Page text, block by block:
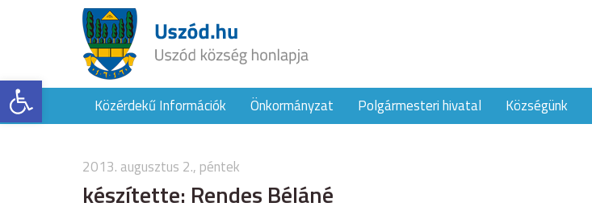
Eszköztár megnyitásaKözérdekű Információk Önkormányzat Polgármesteri hivatal Községünk
2013. augusztus 2., péntek
készítette: Rendes Béláné